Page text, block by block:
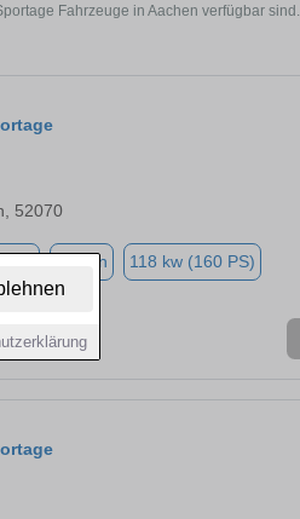
Fahrzeuge in Aachen verfügbar sind.
52070
Benzin 118 kw (160 PS)